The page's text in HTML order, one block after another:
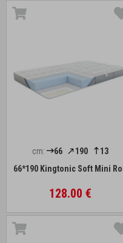
cm: 66 190
13
66*190 Kingtonic Soft Mini Roll
128.00 €